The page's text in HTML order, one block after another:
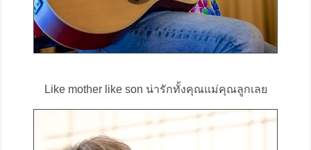
Like mother like son น่ารักทั้งคุณแม่คุณลูกเลย